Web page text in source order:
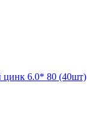
цинк 6.0* 80 (40шт)